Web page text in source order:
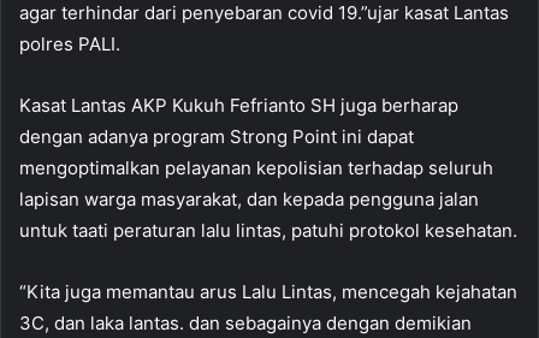
agar terhindar dari penyebaran covid 19.”ujar kasat Lantas
polres PALI.
Kasat Lantas AKP Kukuh Fefrianto SH juga berharap
dengan adanya program Strong Point ini dapat
mengoptimalkan pelayanan kepolisian terhadap seluruh
lapisan warga masyarakat, dan kepada pengguna jalan
untuk taati peraturan lalu lintas, patuhi protokol kesehatan.
“Kita juga memantau arus Lalu Lintas, mencegah kejahatan
3C, dan laka lantas. dan sebagainya dengan demikian